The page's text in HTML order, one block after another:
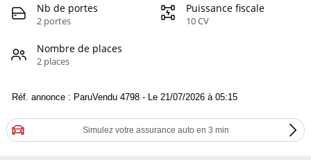
Nb de portes
2 portes
Puissance fiscale
10 CV
Nombre de places
2 places
Réf. annonce : ParuVendu 4798 - Le 21/07/2026 à 05:15
Simulez votre assurance auto en 3 min